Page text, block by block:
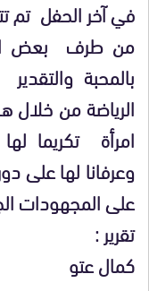
في آخر الحفل تم
من طرف بعض
بالمحبة
الرياضة من خلال
امرأة تكريما
وعرفانا لها على
على المجهودات
تقرير :
كمال عتو